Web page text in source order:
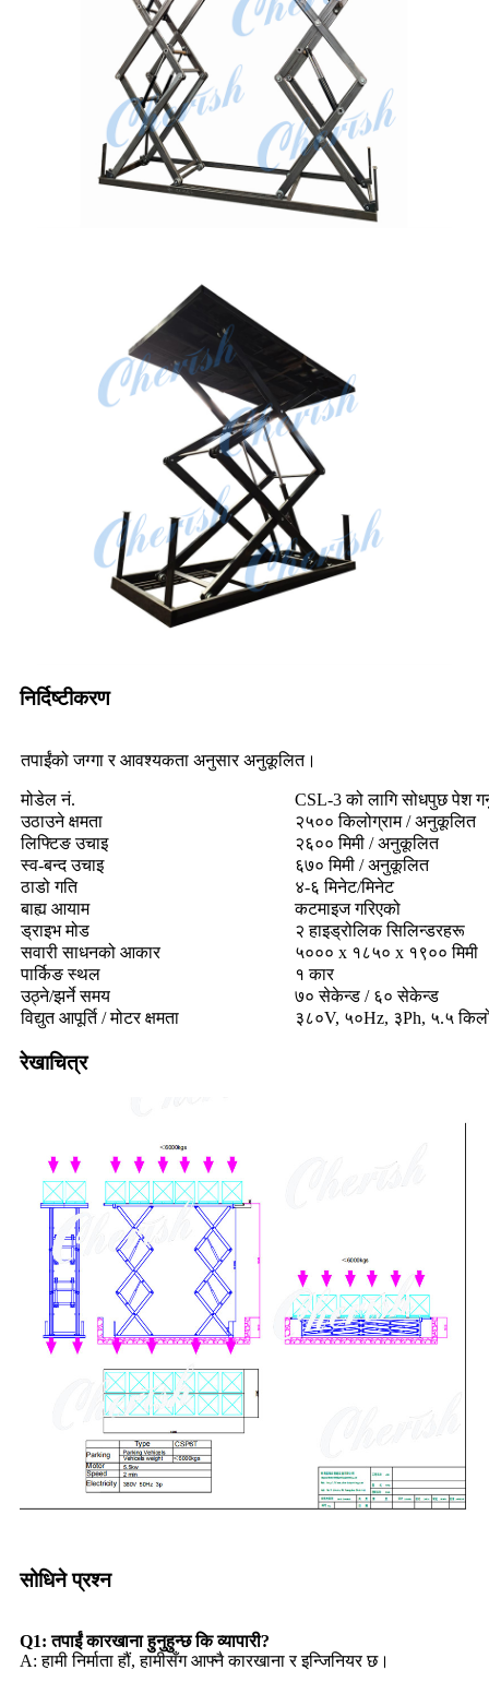
निर्दिष्टीकरण
तपाईंको जग्गा र आवश्यकता अनुसार अनुकूलित।
मोडेल नं.
CSL-3 को लागि सोधपुछ पेश
उठाउने क्षमता
२५०० किलोग्राम / अनुकूलित
लिफ्टिङ उचाइ
२६०० मिमी / अनुकूलित
स्व-बन्द उचाइ
६७० मिमी / अनुकूलित
ठाडो गति
४-६ मिनेट/मिनेट
बाह्य आयाम
कटमाइज गरिएको
ड्राइभ मोड
२ हाइड्रोलिक सिलिन्डरहरू
सवारी साधनको आकार
५००० x १८५० x १९०० मिमी
पार्किङ स्थल
१ कार
उठ्ने/झर्ने समय
७० सेकेन्ड / ६० सेकेन्ड
विद्युत आपूर्ति / मोटर क्षमता
३८०V, ५०Hz, ३Ph, ५.५
रेखाचित्र
सोधिने प्रश्न
Q1: तपाईं कारखाना हुनुहुन्छ कि व्यापारी?
A: हामी निर्माता हौं, हामीसँग आफ्नै कारखाना र इन्जिनियर छ।